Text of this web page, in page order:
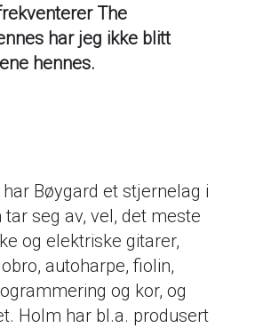
The
har jeg ikke blitt
hennes.
Bøygard et stjernelag i
seg av, vel, det meste
og elektriske gitarer,
autoharpe, fiolin,
og kor, og
Holm har bl.a. produsert